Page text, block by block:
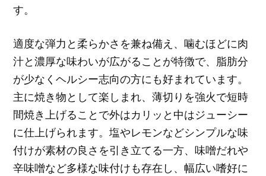
す。
適度な弾力と柔らかさを兼ね備え、噛むほどに肉
汁と濃厚な味わいが広がることが特徴で、脂肪分
が少なくヘルシー志向の方にも好まれています。
主に焼き物として楽しまれ、薄切りを強火で短時
間焼き上げることで外はカリッと中はジューシー
に仕上げられます。塩やレモンなどシンプルな味
付けが素材の良さを引き立てる一方、味噌だれや
辛味噌など多様な味付けも存在し、幅広い嗜好に